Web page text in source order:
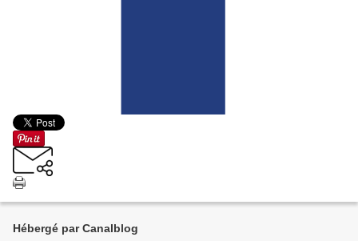
Hébergé par Canalblog